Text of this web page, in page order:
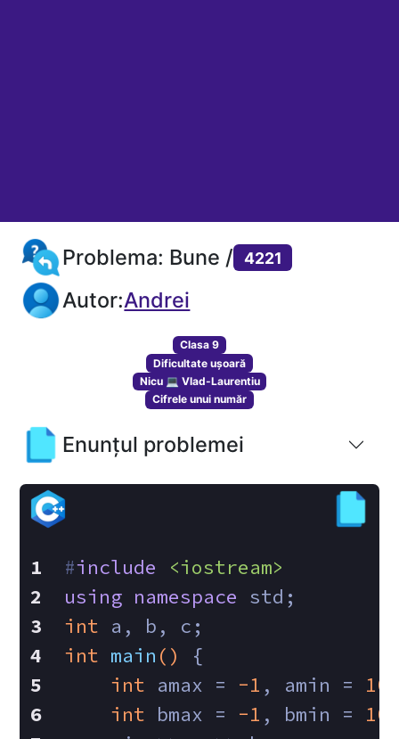
Problema: Bune / 4221
Autor:Andrei
Clasa 9
Dificultate ușoară
Nicu 💻 Vlad-Laurentiu
Cifrele unui număr
Enunțul problemei
#include
<iostream>
using namespace std;
int a, b, c;
int main ()
{
int amax = -1 , amin = 10
int bmax = -1 , bmin = 10